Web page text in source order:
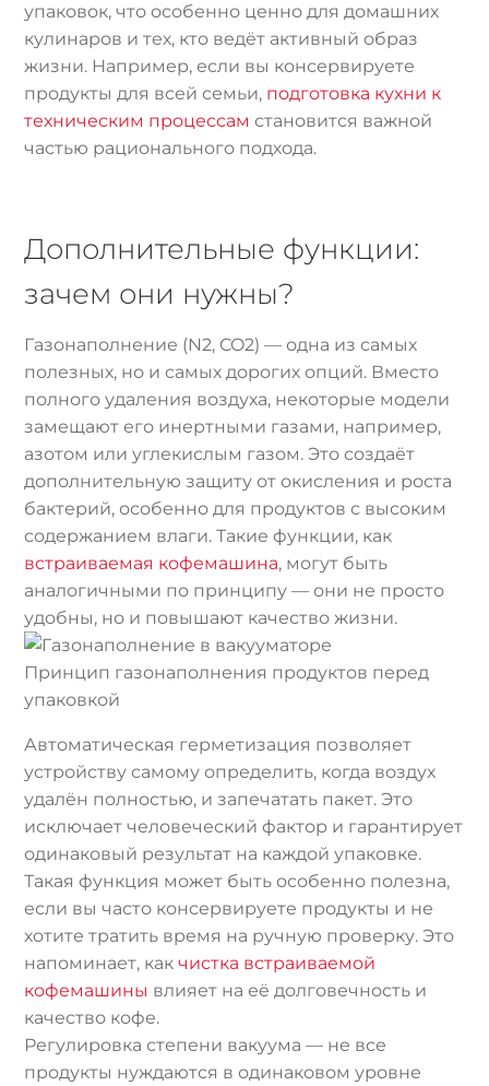
упаковок, что особенно ценно для домашних
кулинаров и тех, кто ведёт активный образ
жизни. Например, если вы консервируете
продукты для всей семьи, подготовка кухни к
техническим процессам становится важной
частью рационального подхода.
Дополнительные функции:
зачем они нужны?
Газонаполнение (N2, CO2) — одна из самых
полезных, но и самых дорогих опций. Вместо
полного удаления воздуха, некоторые модели
замещают его инертными газами, например,
азотом или углекислым газом. Это создаёт
дополнительную защиту от окисления и роста
бактерий, особенно для продуктов с высоким
содержанием влаги. Такие функции, как
встраиваемая кофемашина, могут быть
аналогичными по принципу — они не просто
удобны, но и повышают качество жизни.
Принцип газонаполнения продуктов перед
упаковкой
Автоматическая герметизация позволяет
устройству самому определить, когда воздух
удалён полностью, и запечатать пакет. Это
исключает человеческий фактор и гарантирует
одинаковый результат на каждой упаковке.
Такая функция может быть особенно полезна,
если вы часто консервируете продукты и не
хотите тратить время на ручную проверку. Это
напоминает, какчистка встраиваемой
кофемашины влияет на её долговечность и
качество кофе.
Регулировка степени вакуума — не все
продукты нуждаются в одинаковом уровне